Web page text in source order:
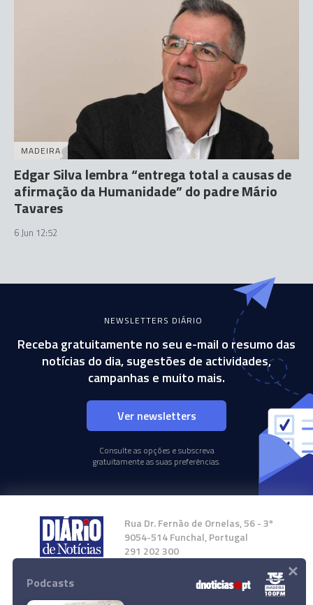
MADEIRA
Edgar Silva lembra “entrega total a causas de
afirmação da Humanidade” do padre Mário
Tavares
6 Jun 12:52
NEWSLETTERS DIÁRIO
Receba gratuitamente no seu e-mail o resumo das
notícias do dia, sugestões de actividades,
campanhas e muito mais.
Ver newsletters
Consulte as opções e subscreva
gratuitamente as suas preferências.
Rua Dr. Fernão de Ornelas, 56 - 3º
9054-514 Funchal, Portugal
291 202 300
Instale a nossa App
Podcasts ×